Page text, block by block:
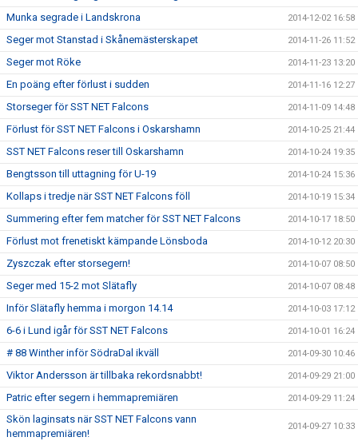
Munka segrade i Landskrona 2014-12-02 16:58
Seger mot Stanstad i Skånemästerskapet 2014-11-26 11:52
Seger mot Röke 2014-11-23 13:20
En poäng efter förlust i sudden 2014-11-16 12:27
Storseger för SST NET Falcons 2014-11-09 14:48
Förlust för SST NET Falcons i Oskarshamn 2014-10-25 21:44
SST NET Falcons reser till Oskarshamn 2014-10-24 19:35
Bengtsson till uttagning för U-19 2014-10-24 15:36
Kollaps i tredje när SST NET Falcons föll 2014-10-19 15:34
Summering efter fem matcher för SST NET Falcons 2014-10-17 18:50
Förlust mot frenetiskt kämpande Lönsboda 2014-10-12 20:30
Zyszczak efter storsegern! 2014-10-07 08:50
Seger med 15-2 mot Slätafly 2014-10-07 08:48
Inför Slätafly hemma i morgon 14.14 2014-10-03 17:12
6-6 i Lund igår för SST NET Falcons 2014-10-01 16:24
# 88 Winther inför SödraDal ikväll 2014-09-30 10:46
Viktor Andersson är tillbaka rekordsnabbt! 2014-09-29 21:00
Patric efter segern i hemmapremiären 2014-09-29 11:24
Skön laginsats när SST NET Falcons vann
hemmapremiären!
2014-09-27 10:33